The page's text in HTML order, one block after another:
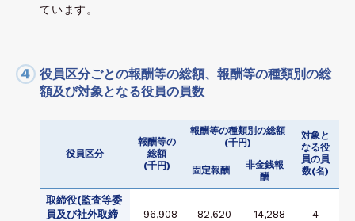
ています。
役員区分ごとの報酬等の総額、報酬等の種類別の総
額及び対象となる役員の員数
役員区分
報酬等の
総額
(千円)
報酬等の種類別の総額
(千円)
対象と
なる役
員の員
数(名)
固定報酬
非金銭報
酬
取締役(監査等委
員及び社外取締
96,908 82,620 14,288 4